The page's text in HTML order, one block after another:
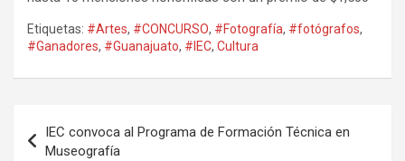
Etiquetas: #Artes, #CONCURSO, #Fotografía, #fotógrafos,
#Ganadores, #Guanajuato, #IEC, Cultura
de
IEC convoca al Programa de Formación Técnica en
Museografía